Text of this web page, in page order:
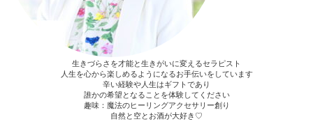
生きづらさを才能と生きがいに変えるセラピスト
人生を心から楽しめるようになるお手伝いをしています
辛い経験や人生はギフトであり
誰かの希望となることを体験してください
趣味：魔法のヒーリングアクセサリー創り
自然と空とお酒が大好き♡